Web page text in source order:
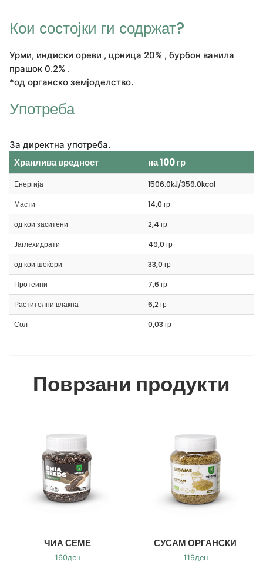
Кои состојки ги содржат?
Урми, индиски ореви , црница 20% , бурбон ванила
прашок 0.2% .
*од органско земјоделство.
Употреба
За директна употреба.
Хранлива вредност на 100 гр
Енергија
1506.0kJ/359.0kcal
Масти
14,0 гр
од кои заситени
2,4 гр
Јаглехидрати
49,0 гр
од кои шеќери
33,0 гр
Протеини
7,6 гр
Растителни влакна
6,2 гр
Сол
0,03 гр
Поврзани продукти
ЧИА СЕМЕ
160ден
СУСАМ ОРГАНСКИ
119ден